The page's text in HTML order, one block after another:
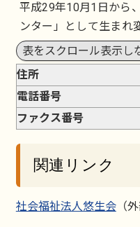
平成29年10月1日から
ンター」として生まれ
表をスクロール表示し
住所
電話番号
ファクス番号
関連リンク
社会福祉法人悠生会（外